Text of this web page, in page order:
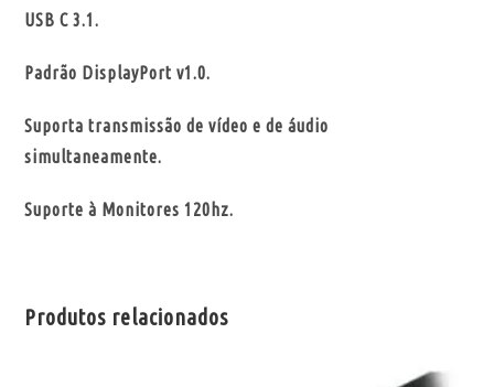
USB C 3.1.
Padrão DisplayPort v1.0.
Suporta transmissão de vídeo e de áudio
simultaneamente.
Suporte à Monitores 120hz.
Produtos relacionados